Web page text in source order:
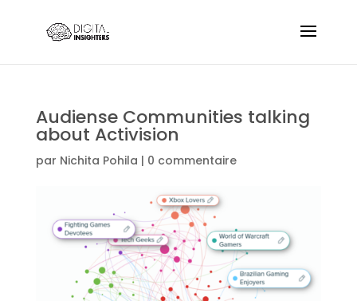
Audiense Communities talking
about Activision
par Nichita Pohila | 0 commentaire